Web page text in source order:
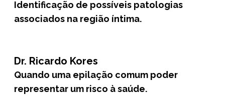
Identificação de possíveis patologias
associados na região íntima.
Dr. Ricardo Kores
Quando uma epilação comum poder
representar um risco à saúde.